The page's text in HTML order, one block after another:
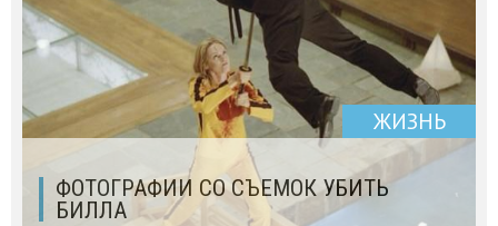
ЖИЗНЬ
ФОТОГРАФИИ СО СЪЕМОК УБИТЬ
БИЛЛА